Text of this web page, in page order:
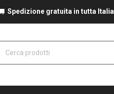
Spedizione gratuita in tutta
Cerca prodotti